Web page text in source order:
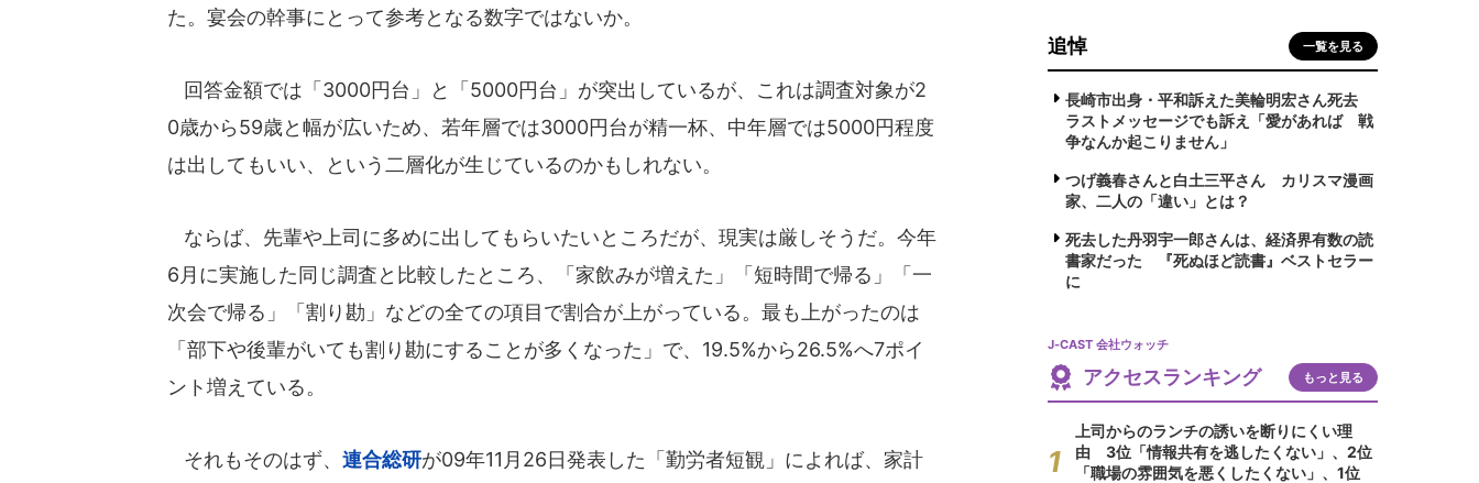
た。宴会の幹事にとって参考となる数字ではないか。
回答金額では「3000円台」と「5000円台」が突出しているが、これは調査対象が2
0歳から59歳と幅が広いため、若年層では3000円台が精一杯、中年層では5000円程度
は出してもいい、という二層化が生じているのかもしれない。
ならば、先輩や上司に多めに出してもらいたいところだが、現実は厳しそうだ。今年
6月に実施した同じ調査と比較したところ、「家飲みが増えた」「短時間で帰る」「一
次会で帰る」「割り勘」などの全ての項目で割合が上がっている。最も上がったのは
「部下や後輩がいても割り勘にすることが多くなった」で、19.5%から26.5%へ7ポイ
ント増えている。
それもそのはず、 連合総研が09年11月26日発表した「勤労者短観」によれば、家計
追悼 一覧を見る
長崎市出身・平和訴えた美輪明宏さん死去
ラストメッセージでも訴え「愛があれば 戦
争なんか起こりません」
つげ義春さんと白土三平さん カリスマ漫画
家、二人の「違い」とは？
死去した丹羽宇一郎さんは、経済界有数の読
書家だった 『死ぬほど読書』ベストセラー
に
J-CAST 会社ウォッチ
アクセスランキング もっと見る
上司からのランチの誘いを断りにくい理
由 3位「情報共有を逃したくない」、2位
「職場の雰囲気を悪くしたくない」、1位